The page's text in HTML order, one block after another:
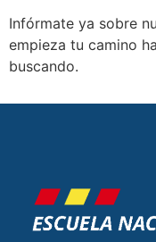
Infórmate ya sobre
empieza tu camino
buscando.